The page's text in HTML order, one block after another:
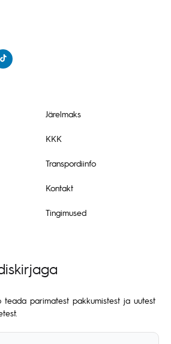
Järelmaks
KKK
Transpordiinfo
Kontakt
Tingimused
teada parimatest pakkumistest ja uutest